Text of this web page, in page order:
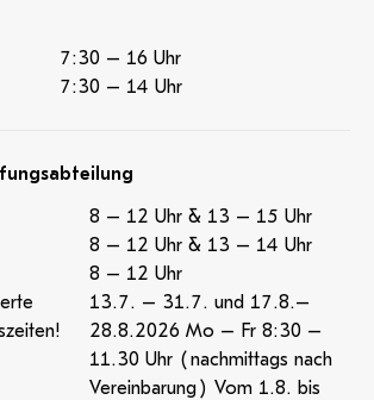
7:30 – 16 Uhr
7:30 – 14 Uhr
8 – 12 Uhr & 13 – 15 Uhr
8 – 12 Uhr & 13 – 14 Uhr
8 – 12 Uhr
13.7. – 31.7. und 17.8.–
28.8.2026 Mo – Fr 8:30 –
11.30 Uhr (nachmittags nach
Vereinbarung) Vom 1.8. bis